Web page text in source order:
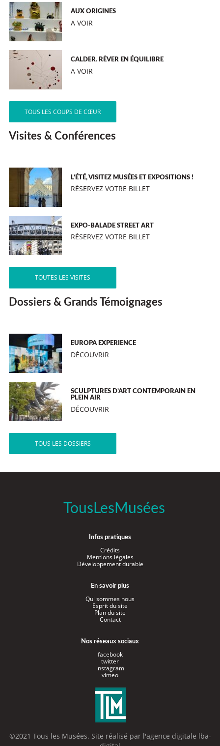
AUX ORIGINES
A VOIR
CALDER. RÊVER EN ÉQUILIBRE
A VOIR
TOUS LES COUPS DE CŒUR
Visites & Conférences
L’ÉTÉ, VISITEZ MUSÉES ET EXPOSITIONS !
RÉSERVEZ VOTRE BILLET
EXPO-BALADE STREET ART
RÉSERVEZ VOTRE BILLET
TOUTES LES VISITES
Dossiers & Grands Témoignages
EUROPA EXPERIENCE
DÉCOUVRIR
SCULPTURES D’ART CONTEMPORAIN EN
PLEIN AIR
DÉCOUVRIR
TOUS LES DOSSIERS
TousLesMusées
Infos pratiques
Crédits
Mentions légales
Développement durable
En savoir plus
Qui sommes nous
Esprit du site
Plan du site
Contact
Nos réseaux sociaux
facebook
twitter
instagram
vimeo
©2021 Tous les Musées. Site réalisé par l'agence digitale lba-